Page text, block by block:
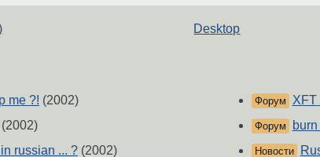
Desktop
me ?! (2002)
(2002)
russian ... ? (2002)
Форум XFT
Форум
Новости